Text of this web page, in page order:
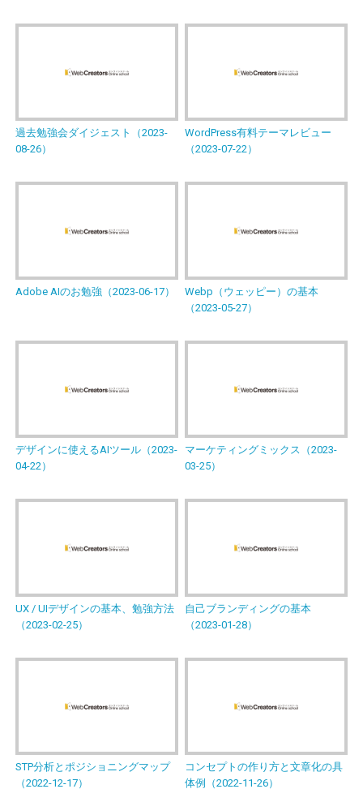
過去勉強会ダイジェスト（2023-
08-26）
WordPress有料テーマレビュー
（2023-07-22）
Adobe AIのお勉強（2023-06-17）
Webp（ウェッピー）の基本
（2023-05-27）
デザインに使えるAIツール（2023-
04-22）
マーケティングミックス（2023-
03-25）
UX / UIデザインの基本、勉強方法
（2023-02-25）
自己ブランディングの基本
（2023-01-28）
STP分析とポジショニングマップ
（2022-12-17）
コンセプトの作り方と文章化の具
体例（2022-11-26）